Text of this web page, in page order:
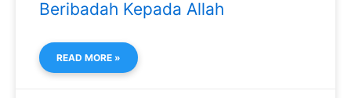
Beribadah Kepada Allah
READ MORE »